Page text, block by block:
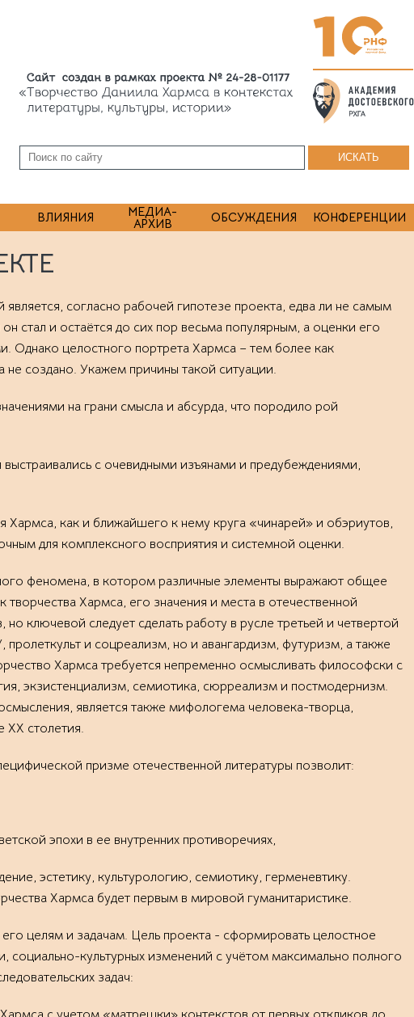
ВЛИЯНИЯ МЕДИА-
АРХИВ ОБСУЖДЕНИЯ КОНФЕРЕНЦИИ
согласно рабочей гипотезе проекта, едва ли не самым
стал и остаётся до сих пор весьма популярным, а оценки его
Однако целостного портрета Хармса – тем более как
не создано. Укажем причины такой ситуации.
на грани смысла и абсурда, что породило рой
с очевидными изъянами и предубеждениями,
Хармса, как и ближайшего к нему круга «чинарей» и обэриутов,
для комплексного восприятия и системной оценки.
феномена, в котором различные элементы выражают общее
Хармса, его значения и места в отечественной
ключевой следует сделать работу в русле третьей и четвертой
и соцреализм, но и авангардизм, футуризм, а также
Хармса требуется непременно осмысливать философски с
экзистенциализм, семиотика, сюрреализм и постмодернизм.
является также мифологема человека-творца,
ХХ столетия.
призме отечественной литературы позволит:
эпохи в ее внутренних противоречиях,
эстетику, культурологию, семиотику, герменевтику.
Хармса будет первым в мировой гуманитаристике.
целям и задачам. Цель проекта - сформировать целостное
социально-культурных изменений с учётом максимально полного
задач: